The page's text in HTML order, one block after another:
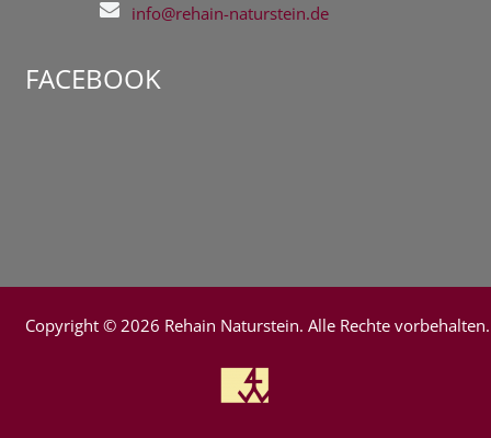
info@rehain-naturstein.de
FACEBOOK
Copyright © 2026 Rehain Naturstein. Alle Rechte vorbehalten.